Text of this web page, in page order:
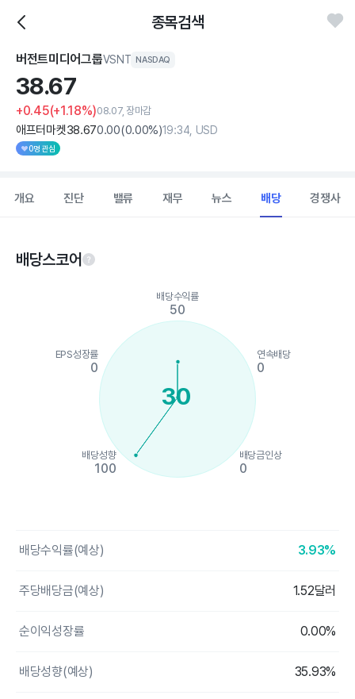
종목검색
버전트미디어그룹VSNT NASDAQ
38.67
+0.45(+1.18%)08.07, 장마감
애프터마켓38.670.00(0.00%)19:34, USD
0명 관심
개요 진단 밸류 재무 뉴스 배당 경쟁사
배당스코어
The chart has 1 X axis displaying categories.
The chart has 1 Y axis displaying values. Data ranges from 0
30
배당수익률
50
연속배당
0
배당금인상
0
배당성향
100
EPS성장률
0
배당수익률(예상) 3.93%
주당배당금(예상) 1.52달러
순이익성장률 0.00%
배당성향(예상) 35.93%